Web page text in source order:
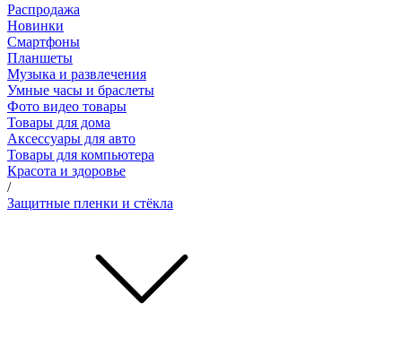
Распродажа
Новинки
Смартфоны
Планшеты
Музыка и развлечения
Умные часы и браслеты
Фото видео товары
Товары для дома
Аксессуары для авто
Товары для компьютера
Красота и здоровье
/
Защитные пленки и стёкла